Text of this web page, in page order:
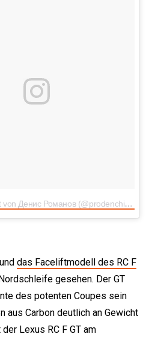
Ein Beitrag geteilt von Денис Романов (@prodenchik89)
das Faceliftmodell des RC F
gesehen. Der GT
des potenten Coupes sein
aus Carbon deutlich an Gewicht
Lexus RC F GT am